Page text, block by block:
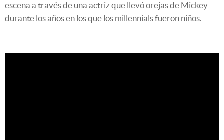
escena a través de una actriz que llevó orejas de Mickey
durante los años en los que los millennials fueron niños.